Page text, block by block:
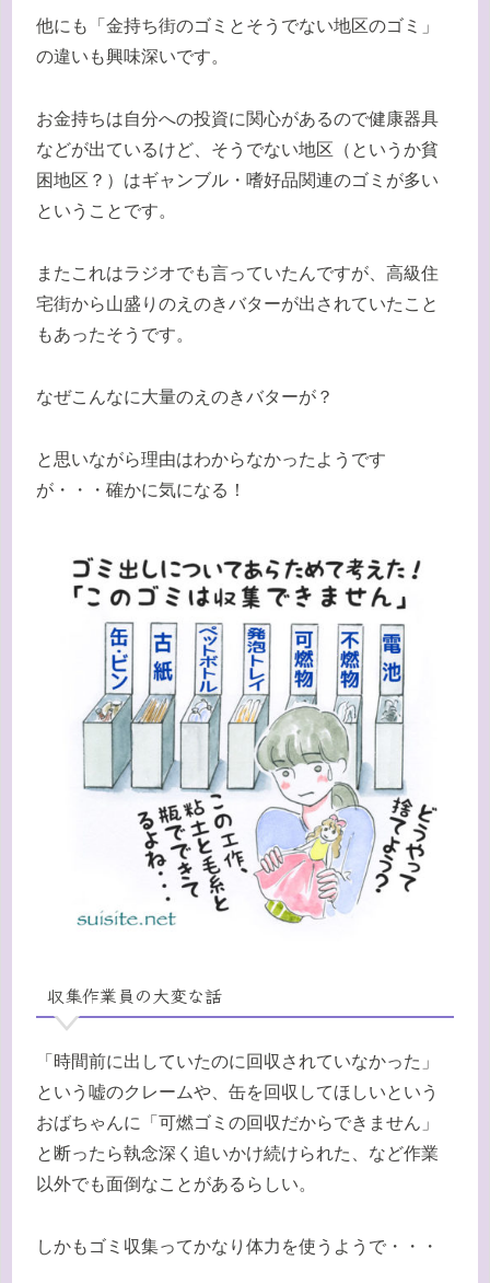
他にも「金持ち街のゴミとそうでない地区のゴミ」
の違いも興味深いです。
お金持ちは自分への投資に関心があるので健康器具
などが出ているけど、そうでない地区（というか貧
困地区？）はギャンブル・嗜好品関連のゴミが多い
ということです。
またこれはラジオでも言っていたんですが、高級住
宅街から山盛りのえのきバターが出されていたこと
もあったそうです。
なぜこんなに大量のえのきバターが？
と思いながら理由はわからなかったようです
が・・・確かに気になる！
収集作業員の大変な話
「時間前に出していたのに回収されていなかった」
という嘘のクレームや、缶を回収してほしいという
おばちゃんに「可燃ゴミの回収だからできません」
と断ったら執念深く追いかけ続けられた、など作業
以外でも面倒なことがあるらしい。
しかもゴミ収集ってかなり体力を使うようで・・・